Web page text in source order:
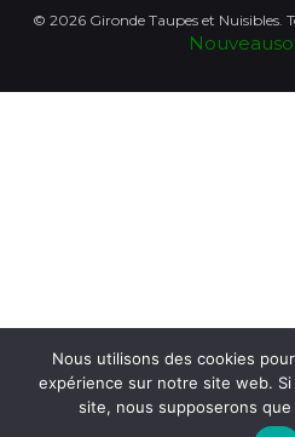
© 2026 Gironde Taupes et Nuisibles.
Nous utilisons des cookies
expérience sur notre site web.
site, nous supposerons